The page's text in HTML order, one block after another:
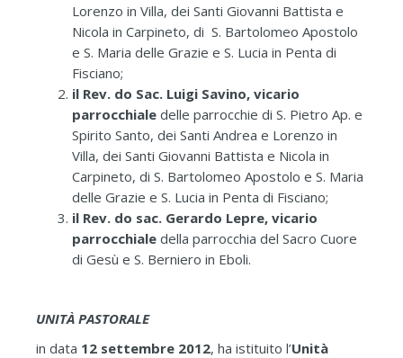
Lorenzo in Villa, dei Santi Giovanni Battista e
Nicola in Carpineto, di S. Bartolomeo Apostolo
e S. Maria delle Grazie e S. Lucia in Penta di
Fisciano;
il Rev. do Sac. Luigi Savino, vicario
parrocchiale delle parrocchie di S. Pietro Ap. e
Spirito Santo, dei Santi Andrea e Lorenzo in
Villa, dei Santi Giovanni Battista e Nicola in
Carpineto, di S. Bartolomeo Apostolo e S. Maria
delle Grazie e S. Lucia in Penta di Fisciano;
il Rev. do sac. Gerardo Lepre, vicario
parrocchiale della parrocchia del Sacro Cuore
di Gesù e S. Berniero in Eboli.
UNITÀ PASTORALE
in data 12 settembre 2012, ha istituito l’Unità